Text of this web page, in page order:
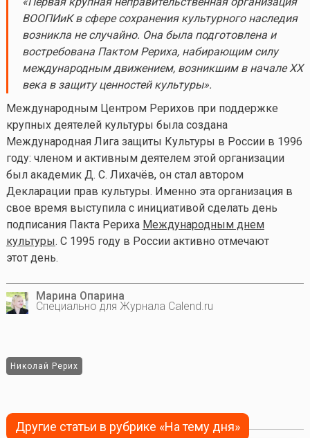
ВООПИиК в сфере сохранения культурного наследия
возникла не случайно. Она была подготовлена и
востребована Пактом Рериха, набирающим силу
международным движением, возникшим в начале XX
века в защиту ценностей культуры».
Международным Центром Рерихов при поддержке
крупных деятелей культуры была создана
Международная Лига защиты Культуры в России в 1996
году: членом и активным деятелем этой организации
был академик Д. С. Лихачёв, он стал автором
Декларации прав культуры. Именно эта организация в
свое время выступила с инициативой сделать день
подписания Пакта Рериха Международным днем
культуры. С 1995 году в России активно отмечают
этот день.
Марина Опарина
Специально для Журнала Calend.ru
Николай Рерих
Другие статьи в рубрике «На тему дня»